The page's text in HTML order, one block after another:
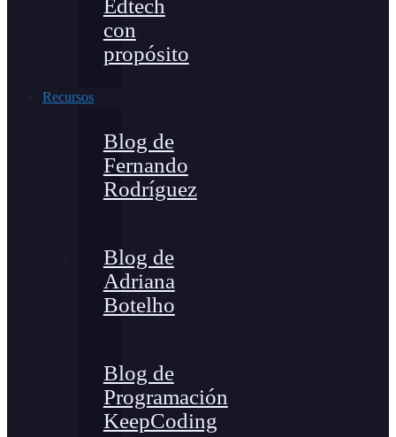
Edtech
con
propósito
Recursos
Blog de
Fernando
Rodríguez
Blog de
Adriana
Botelho
Blog de
Programación
KeepCoding